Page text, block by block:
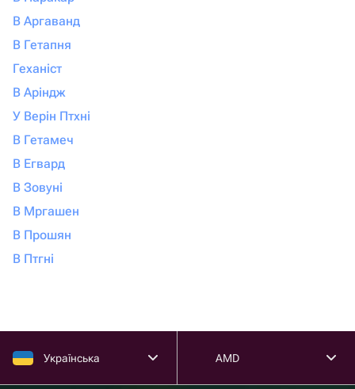
В Аргаванд
В Гетапня
Геханіст
В Аріндж
У Верін Птхні
В Гетамеч
В Егвард
В Зовуні
В Мргашен
В Прошян
В Птгні
Українська AMD